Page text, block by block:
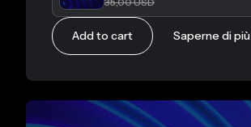
Add to cart Saperne di più